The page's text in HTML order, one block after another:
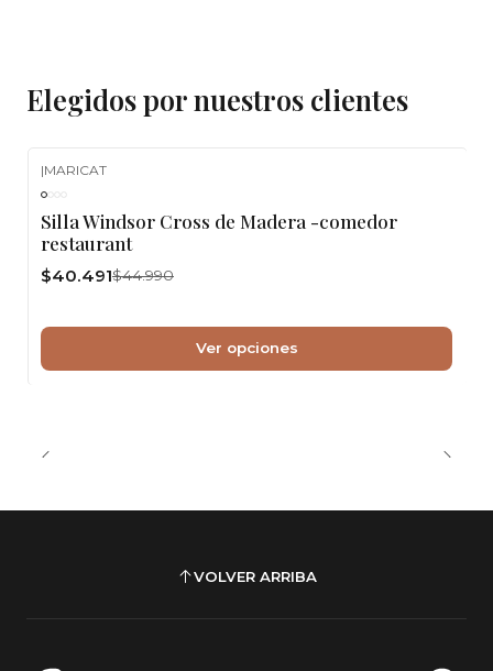
Elegidos por nuestros clientes
|MARICAT
Silla Windsor Cross de Madera -comedor
restaurant
$40.491$44.990
Ver opciones
VOLVER ARRIBA